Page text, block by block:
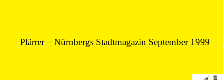
Plärrer – Nürnbergs Stadtmagazin September 1999